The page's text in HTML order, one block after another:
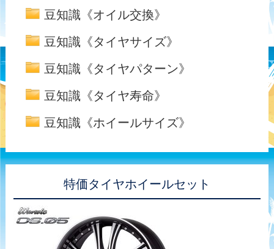
豆知識《オイル交換》
豆知識《タイヤサイズ》
豆知識《タイヤパターン》
豆知識《タイヤ寿命》
豆知識《ホイールサイズ》
特価タイヤホイールセット